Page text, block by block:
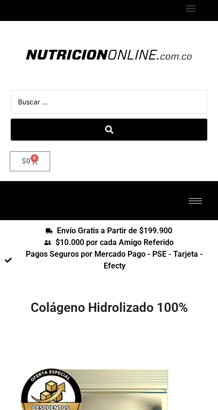
$0 0
Envío Gratis a Partir de $199.900
$10.000 por cada Amigo Referido
Pagos Seguros por Mercado Pago - PSE - Tarjeta -
Efecty
Colágeno Hidrolizado 100%